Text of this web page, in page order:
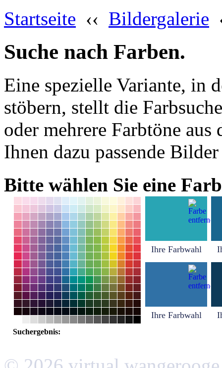
Startseite ‹‹ Bildergalerie
Suche nach Farben.
Eine spezielle Variante, in
stöbern, stellt die
oder mehrere Farbtöne
Ihnen dazu passende
Bitte wählen Sie eine
Ihre Farbwahl
Ihre Farbwahl
Suchergebnis: